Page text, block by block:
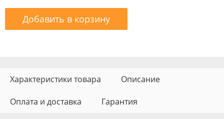
Добавить в корзину
Характеристики товара Описание
Оплата и доставка Гарантия